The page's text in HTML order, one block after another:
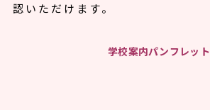
認いただけます。
学校案内パンフレット